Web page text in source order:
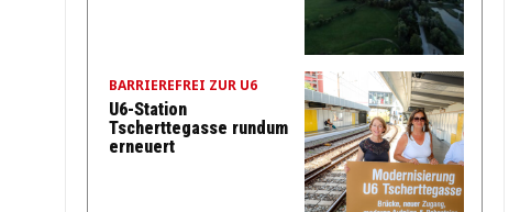
BARRIEREFREI ZUR U6
U6-Station
Tscherttegasse rundum
erneuert